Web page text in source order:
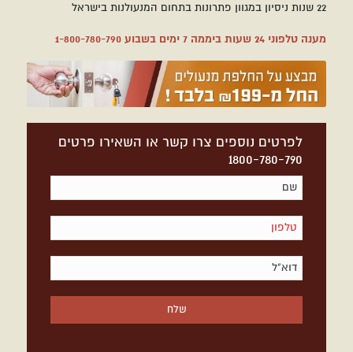
22 שנות ניסיון במגוון פתרונות בתחום המנעולנות בישראל
מענה טלפוני 24 שעות ביממה 7 ימים בשבוע 1-800-780-790
לפרטים נוספים צרו קשר או השאירו פרטים
1800-780-790